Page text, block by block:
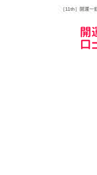
［11th］開運